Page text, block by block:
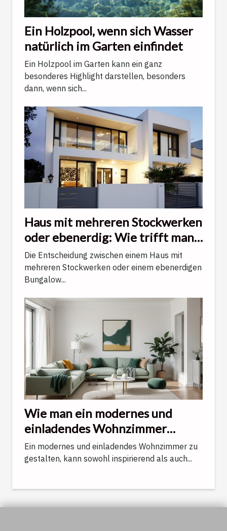
Ein Holzpool, wenn sich Wasser
natürlich im Garten einfindet
Ein Holzpool im Garten kann ein ganz
besonderes Highlight darstellen, besonders
dann, wenn sich...
Haus mit mehreren Stockwerken
oder ebenerdig: Wie trifft man
die richtige Wahl?
Die Entscheidung zwischen einem Haus mit
mehreren Stockwerken oder einem ebenerdigen
Bungalow...
Wie man ein modernes und
einladendes Wohnzimmer
gestaltet
Ein modernes und einladendes Wohnzimmer zu
gestalten, kann sowohl inspirierend als auch...